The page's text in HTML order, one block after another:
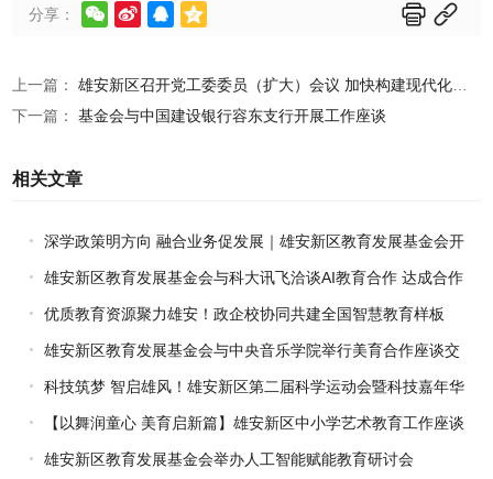
分享：      
上一篇：雄安新区召开党工委委员（扩大）会议 加快构建现代化教育体系
下一篇：基金会与中国建设银行容东支行开展工作座谈
相关文章
深学政策明方向 融合业务促发展｜雄安新区教育发展基金会开
展政治理论与业务融合专题学习
雄安新区教育发展基金会与科大讯飞洽谈AI教育合作 达成合作
共识优质教育资源聚力雄安！政企校协同共建全国智慧教育样板
雄安新区教育发展基金会与中央音乐学院举行美育合作座谈交
流
科技筑梦 智启雄风！雄安新区第二届科学运动会暨科技嘉年华
圆满落幕
【以舞润童心 美育启新篇】雄安新区中小学艺术教育工作座谈
会暨中央民族大学舞蹈学院杨敏舞蹈工作室正式揭牌成立
雄安新区教育发展基金会举办人工智能赋能教育研讨会